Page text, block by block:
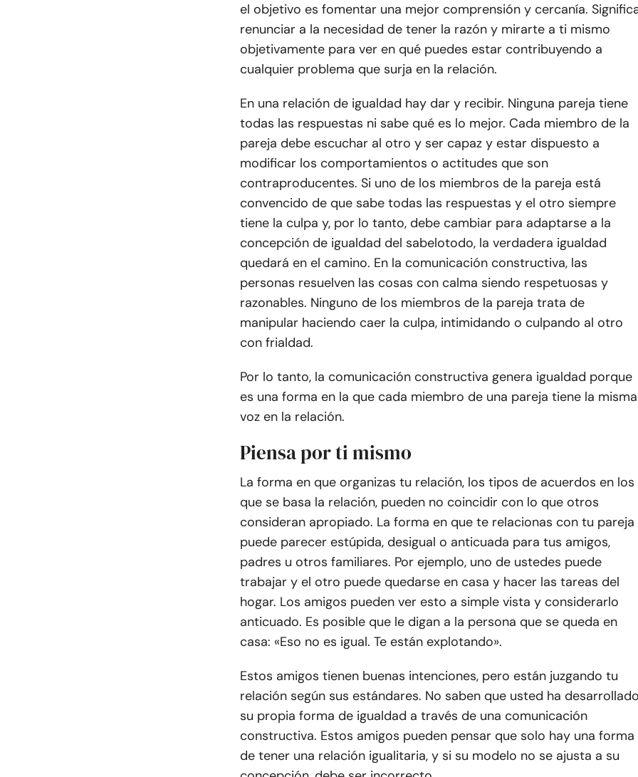
el objetivo es fomentar una mejor comprensión y cercanía.
renunciar a la necesidad de tener la razón y mirarte a ti mismo
objetivamente para ver en qué puedes estar contribuyendo a
cualquier problema que surja en la relación.
En una relación de igualdad hay dar y recibir. Ninguna pareja tiene
todas las respuestas ni sabe qué es lo mejor. Cada miembro de la
pareja debe escuchar al otro y ser capaz y estar dispuesto a
modificar los comportamientos o actitudes que son
contraproducentes. Si uno de los miembros de la pareja está
convencido de que sabe todas las respuestas y el otro siempre
tiene la culpa y, por lo tanto, debe cambiar para adaptarse a la
concepción de igualdad del sabelotodo, la verdadera igualdad
quedará en el camino. En la comunicación constructiva, las
personas resuelven las cosas con calma siendo respetuosas y
razonables. Ninguno de los miembros de la pareja trata de
manipular haciendo caer la culpa, intimidando o culpando al otro
con frialdad.
Por lo tanto, la comunicación constructiva genera igualdad porque
es una forma en la que cada miembro de una pareja tiene la misma
voz en la relación.
Piensa por ti mismo
La forma en que organizas tu relación, los tipos de acuerdos en los
que se basa la relación, pueden no coincidir con lo que otros
consideran apropiado. La forma en que te relacionas con tu pareja
puede parecer estúpida, desigual o anticuada para tus amigos,
padres u otros familiares. Por ejemplo, uno de ustedes puede
trabajar y el otro puede quedarse en casa y hacer las tareas del
hogar. Los amigos pueden ver esto a simple vista y considerarlo
anticuado. Es posible que le digan a la persona que se queda en
casa: «Eso no es igual. Te están explotando».
Estos amigos tienen buenas intenciones, pero están juzgando tu
relación según sus estándares. No saben que usted ha desarrollado
su propia forma de igualdad a través de una comunicación
constructiva. Estos amigos pueden pensar que solo hay una forma
de tener una relación igualitaria, y si su modelo no se ajusta a su